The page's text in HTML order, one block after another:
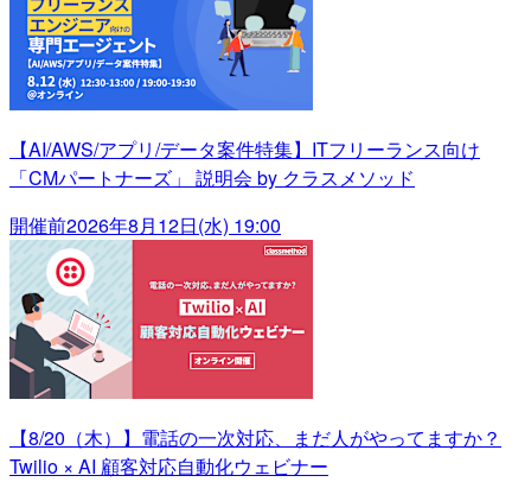
【AI/AWS/アプリ/データ案件特集】ITフリーランス向け
「CMパートナーズ」 説明会 by クラスメソッド
開催前2026年8月12日(水) 19:00
【8/20（木）】電話の一次対応、まだ人がやってますか？
Twilio × AI 顧客対応自動化ウェビナー